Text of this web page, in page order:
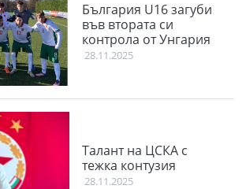
България U16 загуби
във втората си
контрола от Унгария
28.11.2025
Талант на ЦСКА с
тежка контузия
28.11.2025